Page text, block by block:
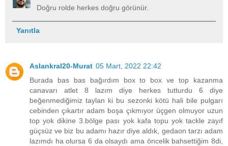
Doğru rolde herkes doğru görünür.
Yanıtla
Aslankral20-Murat 05 Mart, 2022 22:42
Burada bas bas bağırdım box to box ve top kazanma
canavarı atlet 8 lazım diye herkes tutturdu 6 diye
beğenmediğimiz taylan ki bu sezonki kötü hali bile pulgarı
cebinden çıkartır adam boşa çıkmıyor üçgen olmuyor uzun
top yok dikine 3.bölge pası yok kafa topu yok tackle zayıf
güçsüz ve biz bu adamı hazır diye aldık, gedaon tarzı adam
lazımdı ha olursa 6 da olsaydı ama öncelik bahsettiğim 8di,